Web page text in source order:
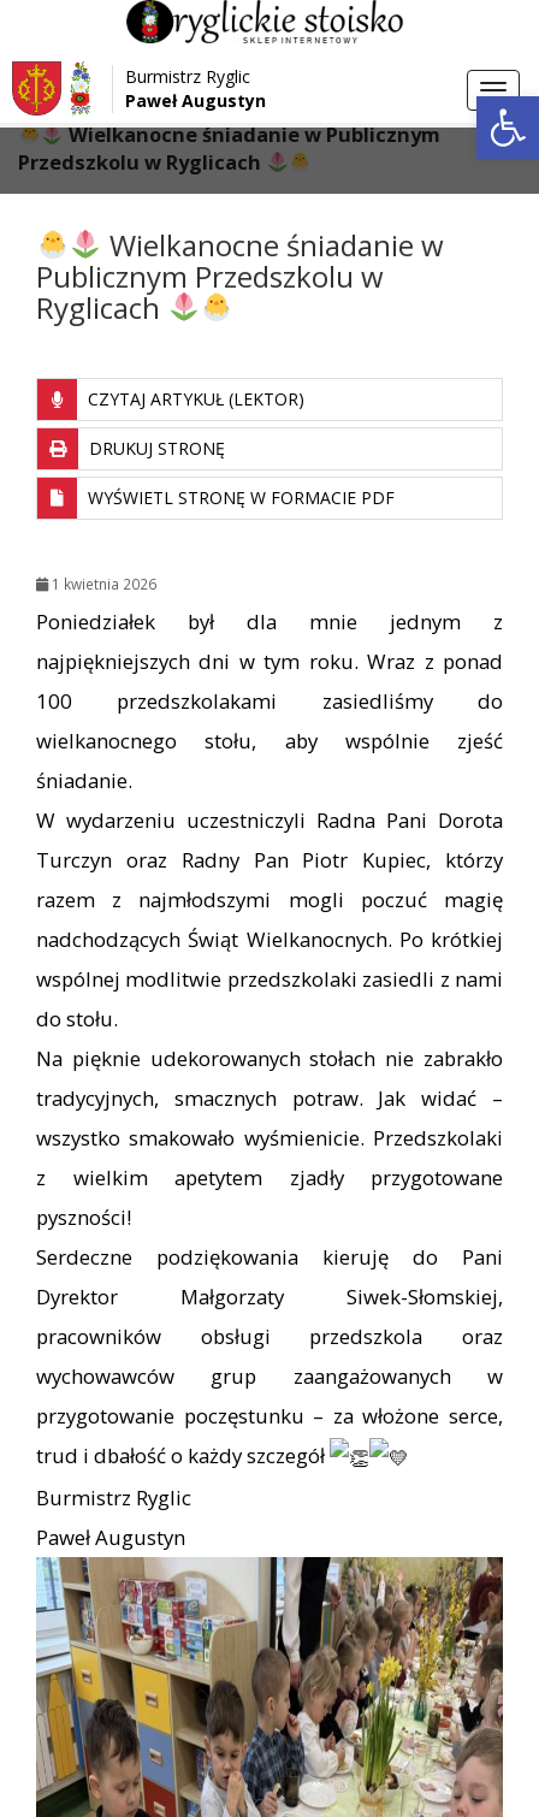
Przejdź do menu
Przejdź do głównej treści strony
Przejdź do stopki strony
Burmistrz Ryglic
Paweł Augustyn
Strona główna > Aktualności
Wielkanocne śniadanie w Publicznym
Przedszkolu w Ryglicach
Wielkanocne śniadanie w
Publicznym Przedszkolu w
Ryglicach
CZYTAJ ARTYKUŁ (LEKTOR)
DRUKUJ STRONĘ
WYŚWIETL STRONĘ W FORMACIE PDF
1 kwietnia 2026
Poniedziałek był dla mnie jednym z
najpiękniejszych dni w tym roku. Wraz z ponad
100 przedszkolakami zasiedliśmy do
wielkanocnego stołu, aby wspólnie zjeść
śniadanie.
W wydarzeniu uczestniczyli Radna Pani Dorota
Turczyn oraz Radny Pan Piotr Kupiec, którzy
razem z najmłodszymi mogli poczuć magię
nadchodzących Świąt Wielkanocnych. Po krótkiej
wspólnej modlitwie przedszkolaki zasiedli z nami
do stołu.
Na pięknie udekorowanych stołach nie zabrakło
tradycyjnych, smacznych potraw. Jak widać –
wszystko smakowało wyśmienicie. Przedszkolaki
z wielkim apetytem zjadły przygotowane
pyszności!
Serdeczne podziękowania kieruję do Pani
Dyrektor Małgorzaty Siwek-Słomskiej,
pracowników obsługi przedszkola oraz
wychowawców grup zaangażowanych w
przygotowanie poczęstunku – za włożone serce,
trud i dbałość o każdy szczegół
Burmistrz Ryglic
Paweł Augustyn